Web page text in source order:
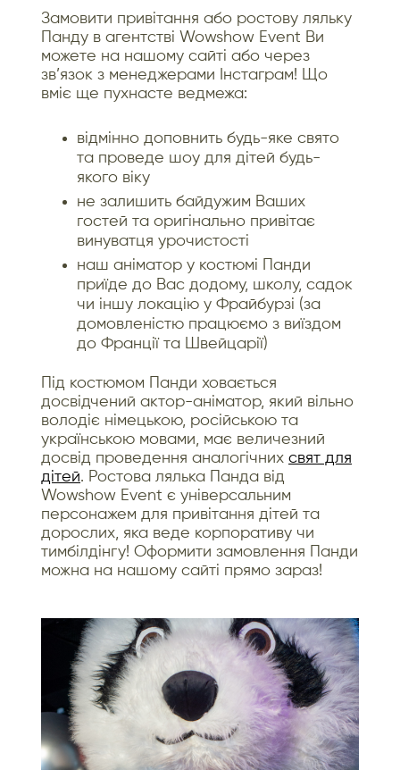
Замовити привітання або ростову ляльку
Панду в агентстві Wowshow Event Ви
можете на нашому сайті або через
зв’язок з менеджерами Інстаграм! Що
вміє ще пухнасте ведмежа:
відмінно доповнить будь-яке свято
та проведе шоу для дітей будь-
якого віку
не залишить байдужим Ваших
гостей та оригінально привітає
винуватця урочистості
наш аніматор у костюмі Панди
приїде до Вас додому, школу, садок
чи іншу локацію у Фрайбурзі (за
домовленістю працюємо з виїздом
до Франції та Швейцарії)
Під костюмом Панди ховається
досвідчений актор-аніматор, який вільно
володіє німецькою, російською та
українською мовами, має величезний
досвід проведення аналогічних свят для
дітей. Ростова лялька Панда від
Wowshow Event є універсальним
персонажем для привітання дітей та
дорослих, яка веде корпоративу чи
тимбілдінгу! Оформити замовлення Панди
можна на нашому сайті прямо зараз!